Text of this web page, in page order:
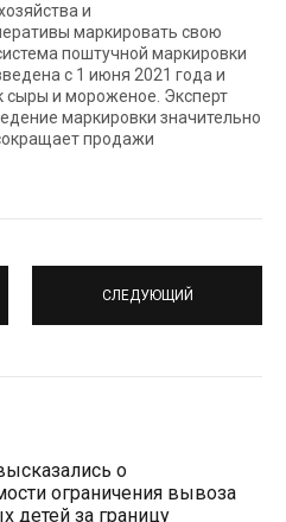
и
маркировать свою
поштучной маркировки
с 1 июня 2021 года и
сыры и мороженое. Эксперт
маркировки значительно
продажи
СЛЕДУЮЩИЙ
о
ограничения вывоза
детей за границу